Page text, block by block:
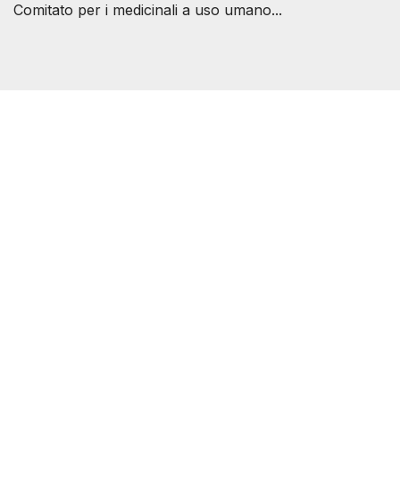
Comitato per i medicinali a uso umano...